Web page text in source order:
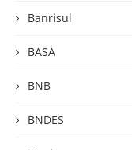
Banrisul
BASA
BNB
BNDES